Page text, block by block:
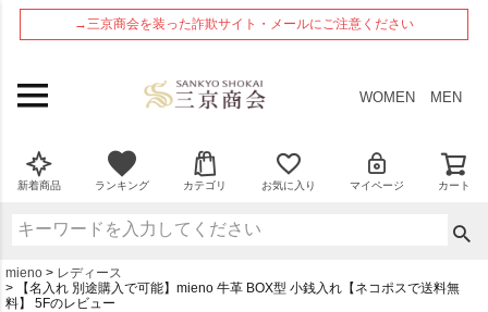
→三京商会を装った詐欺サイト・メールにご注意ください
WOMEN MEN
新着商品 ランキング カテゴリ お気に入り マイページ カート
mieno
レディース
【名入れ 別途購入で可能】mieno 牛革 BOX型 小銭入れ【ネコポスで送料無
料】 5Fのレビュー
ペー